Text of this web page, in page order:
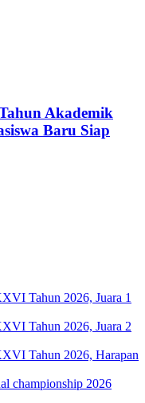
Akademik
Baru Siap
Tahun 2026, Juara 1
Tahun 2026, Juara 2
Tahun 2026, Harapan
championship 2026